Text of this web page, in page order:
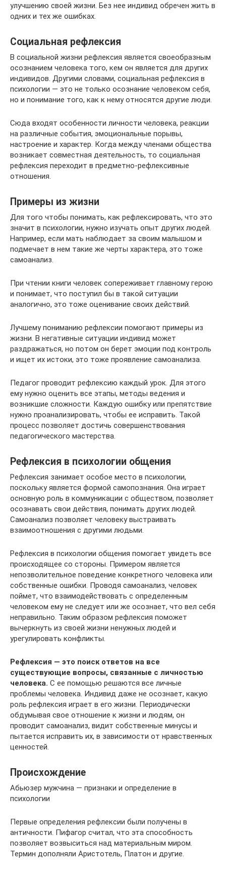
улучшению своей жизни. Без нее индивид обречен жить в
одних и тех же ошибках.
Социальная рефлексия
В социальной жизни рефлексия является своеобразным
осознанием человека того, кем он является для других
индивидов. Другими словами, социальная рефлексия в
психологии — это не только осознание человеком себя,
но и понимание того, как к нему относятся другие люди.
Сюда входят особенности личности человека, реакции
на различные события, эмоциональные порывы,
настроение и характер. Когда между членами общества
возникает совместная деятельность, то социальная
рефлексия переходит в предметно-рефлексивные
отношения.
Примеры из жизни
Для того чтобы понимать, как рефлексировать, что это
значит в психологии, нужно изучать опыт других людей.
Например, если мать наблюдает за своим малышом и
подмечает в нем такие же черты характера, это тоже
самоанализ.
При чтении книги человек сопереживает главному герою
и понимает, что поступил бы в такой ситуации
аналогично, это тоже оценивание своих действий.
Лучшему пониманию рефлексии помогают примеры из
жизни. В негативные ситуации индивид может
раздражаться, но потом он берет эмоции под контроль
и ищет их истоки, это тоже проявление самоанализа.
Педагог проводит рефлексию каждый урок. Для этого
ему нужно оценить все этапы, методы ведения и
возникшие сложности. Каждую ошибку или препятствие
нужно проанализировать, чтобы ее исправить. Такой
процесс позволяет достичь совершенствования
педагогического мастерства.
Рефлексия в психологии общения
Рефлексия занимает особое место в психологии,
поскольку является формой самопознания. Она играет
основную роль в коммуникации с обществом, позволяет
осознавать свои действия, понимать других людей.
Самоанализ позволяет человеку выстраивать
взаимоотношения с другими людьми.
Рефлексия в психологии общения помогает увидеть все
происходящее со стороны. Примером является
непозволительное поведение конкретного человека или
собственные ошибки. Проводя самоанализ, человек
поймет, что взаимодействовать с определенным
человеком ему не следует или же осознает, что вел себя
неправильно. Таким образом рефлексия поможет
вычеркнуть из своей жизни ненужных людей и
урегулировать конфликты.
Рефлексия — это поиск ответов на все
существующие вопросы, связанные с личностью
человека. С ее помощью решаются все личные
проблемы человека. Индивид даже не осознает, какую
роль рефлексия играет в его жизни. Периодически
обдумывая свое отношение к жизни и людям, он
проводит самоанализ, видит собственные минусы и
пытается исправить их, в зависимости от нравственных
ценностей.
Происхождение
Абьюзер мужчина — признаки и определение в
психологии
Первые определения рефлексии были получены в
античности. Пифагор считал, что эта способность
позволяет возвыситься над материальным миром.
Термин дополняли Аристотель, Платон и другие.